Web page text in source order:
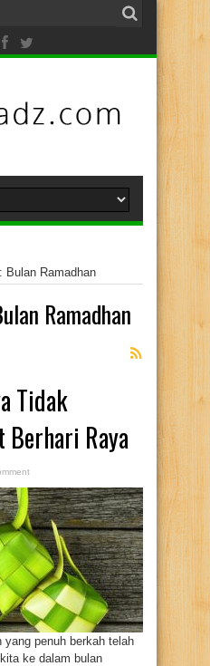
Bulan Ramadhan
Ramadhan
Tidak
Berhari Raya
yang penuh berkah telah
ke dalam bulan